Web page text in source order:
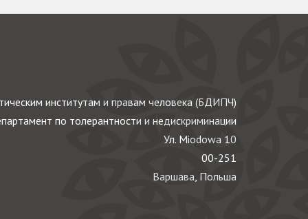
институтам и правам человека (БДИПЧ)
по толерантности и недискриминации
Ул. Miodowa 10
00-251
Варшава, Польша